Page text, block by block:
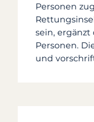
Personen
sein,
Personen.
und